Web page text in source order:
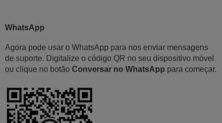
WhatsApp
Agora pode usar o WhatsApp para nos enviar mensagens
de suporte. Digitalize o código QR no seu dispositivo móvel
ou clique no botão Conversar no WhatsApp para começar.